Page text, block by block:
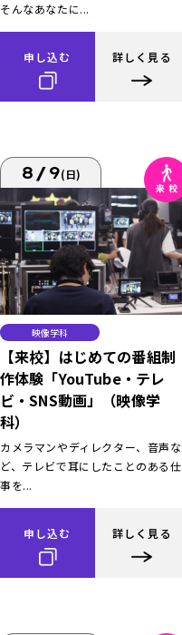
そんなあなたに...
申し込む 詳しく見る
8/9(日)
映像学科
【来校】はじめての番組制
作体験「YouTube・テレ
ビ・SNS動画」（映像学
科）
カメラマンやディレクター、音声な
ど、テレビで耳にしたことのある仕
事を...
申し込む 詳しく見る